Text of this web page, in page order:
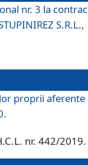
nr. 3 la
S.R.L.,
proprii aferente
nr. 442/2019.